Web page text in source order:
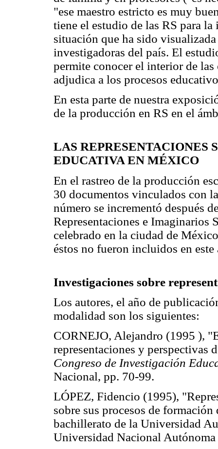
"ese maestro estricto es muy
tiene el estudio de las RS para
situación que ha sido
investigadoras del país. El
permite conocer el interior de las
adjudica a los procesos
En esta parte de nuestra
de la producción en RS en el
LAS REPRESENTACIONES
EDUCATIVA EN MÉXICO
En el rastreo de la producción
30 documentos vinculados con
número se incrementó después
Representaciones e Imaginarios
celebrado en la ciudad de
éstos no fueron incluidos en
Investigaciones sobre
Los autores, el año de
modalidad son los siguientes:
CORNEJO, Alejandro (1995 ),
representaciones y
Congreso de Investigación
Nacional, pp. 70-99.
LÓPEZ, Fidencio (1995),
sobre sus procesos de
bachillerato de la Universidad
Universidad Nacional